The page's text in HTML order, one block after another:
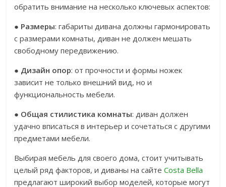
обратить внимание на несколько ключевых аспектов:
● Размеры: габариты дивана должны гармонировать
с размерами комнаты, диван не должен мешать
свободному передвижению.
● Дизайн опор: от прочности и формы ножек
зависит не только внешний вид, но и
функциональность мебели.
● Общая стилистика комнаты: диван должен
удачно вписаться в интерьер и сочетаться с другими
предметами мебели.
Выбирая мебель для своего дома, стоит учитывать
целый ряд факторов, и диваны на сайтеCosta Bella
предлагают широкий выбор моделей, которые могут